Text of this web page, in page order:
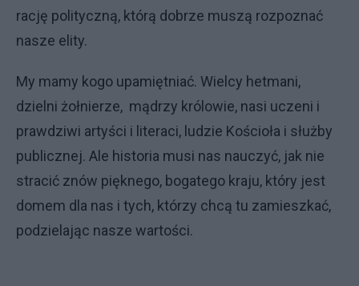
rację polityczną, którą dobrze muszą rozpoznać
nasze elity.
My mamy kogo upamiętniać. Wielcy hetmani,
dzielni żołnierze, mądrzy królowie, nasi uczeni i
prawdziwi artyści i literaci, ludzie Kościoła i służby
publicznej. Ale historia musi nas nauczyć, jak nie
stracić znów pięknego, bogatego kraju, który jest
domem dla nas i tych, którzy chcą tu zamieszkać,
podzielając nasze wartości.